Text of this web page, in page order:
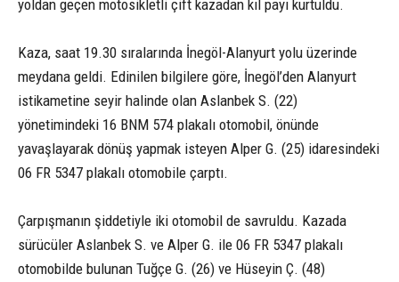
yoldan geçen motosikletli çift kazadan kıl payı kurtuldu.
Kaza, saat 19.30 sıralarında İnegöl-Alanyurt yolu üzerinde
meydana geldi. Edinilen bilgilere göre, İnegöl’den Alanyurt
istikametine seyir halinde olan Aslanbek S. (22)
yönetimindeki 16 BNM 574 plakalı otomobil, önünde
yavaşlayarak dönüş yapmak isteyen Alper G. (25) idaresindeki
06 FR 5347 plakalı otomobile çarptı.
Çarpışmanın şiddetiyle iki otomobil de savruldu. Kazada
sürücüler Aslanbek S. ve Alper G. ile 06 FR 5347 plakalı
otomobilde bulunan Tuğçe G. (26) ve Hüseyin Ç. (48)